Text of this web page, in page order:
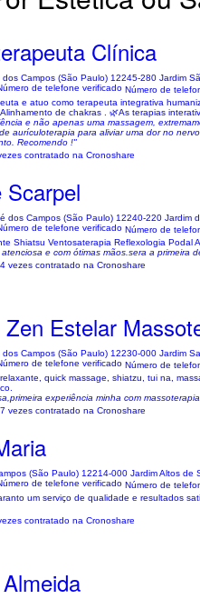
Clínica
dos Campos (São Paulo) 12245-280 Jardim
Número de
e atuo como terapeuta integrativa
de chakras . 🌿As terapias
e não apenas uma massagem,
aurículoterapia para aliviar uma dor no
Recomendo !"
contratado na Cronoshare
Scarpel
dos Campos (São Paulo) 12240-220 Jardim
Número de
Shiatsu Ventosaterapia Reflexologia Podal
e com ótimas mãos.sera a primeira
vezes contratado na Cronoshare
Estelar
dos Campos (São Paulo) 12230-000 Jardim
Número de
quick massage, shiatzu, tui na,
experiência minha com
vezes contratado na Cronoshare
(São Paulo) 12214-000 Jardim Altos de
Número de
um serviço de qualidade e resultados
contratado na Cronoshare